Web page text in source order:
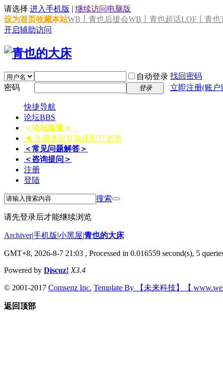
请选择 进入手机版 | 继续访问电脑版
设为首页收藏本站WB丨青也后援会WB丨青也超话LOF丨青也
开启辅助访问
自动登录 找回密码
密码
登录 立即注册(账
快捷导航
论坛BBS
＜论坛版规＞
◀ 注册并回复版规即可浏览
＜常见问题解答＞
＜咨询提问＞
注册
登陆
搜索
请先登录后才能继续浏览
Archiver|手机版|小黑屋|青也的大床
GMT+8, 2026-8-7 21:03 , Processed in 0.016559 second(s), 5
Powered by Discuz! X3.4
© 2001-2017 Comsenz Inc. Template By 【未来科技】【
返回顶部